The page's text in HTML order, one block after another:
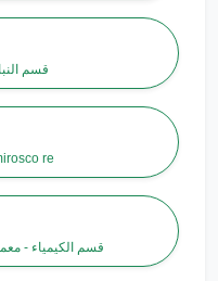
قسم
gl ass mirosco re
قسم الكيمياء -